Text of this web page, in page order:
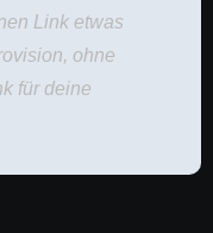
Link etwas
ohne
für deine